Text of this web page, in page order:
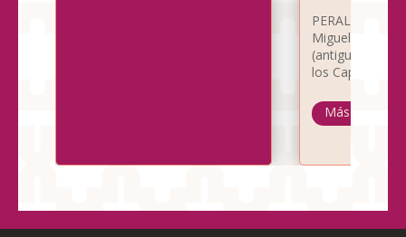
PERALTA,
Miguel
(antiguo
los Capuchinos)
Más info